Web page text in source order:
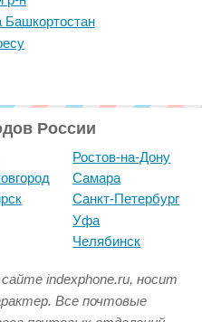
Башкортостан
России
Ростов-на-Дону
Самара
Санкт-Петербург
Уфа
Челябинск
indexphone.ru, носит
Все почтовые